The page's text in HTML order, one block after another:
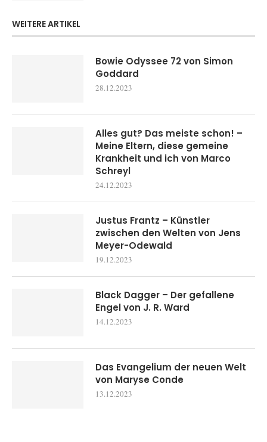
WEITERE ARTIKEL
Bowie Odyssee 72 von Simon
Goddard
28.12.2023
Alles gut? Das meiste schon! –
Meine Eltern, diese gemeine
Krankheit und ich von Marco
Schreyl
24.12.2023
Justus Frantz – Künstler
zwischen den Welten von Jens
Meyer-Odewald
19.12.2023
Black Dagger – Der gefallene
Engel von J. R. Ward
14.12.2023
Das Evangelium der neuen Welt
von Maryse Conde
13.12.2023